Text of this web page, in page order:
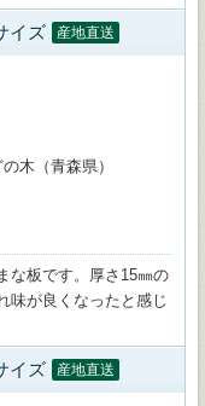
イズ 産地直送
木（青森県）
な板です。厚さ15㎜の
味が良くなったと感じ
イズ 産地直送